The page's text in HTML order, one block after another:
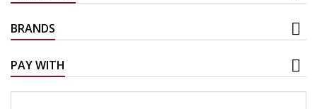
BRANDS
PAY WITH